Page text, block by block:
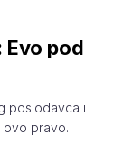
Evo pod
poslodavca i
ovo pravo.